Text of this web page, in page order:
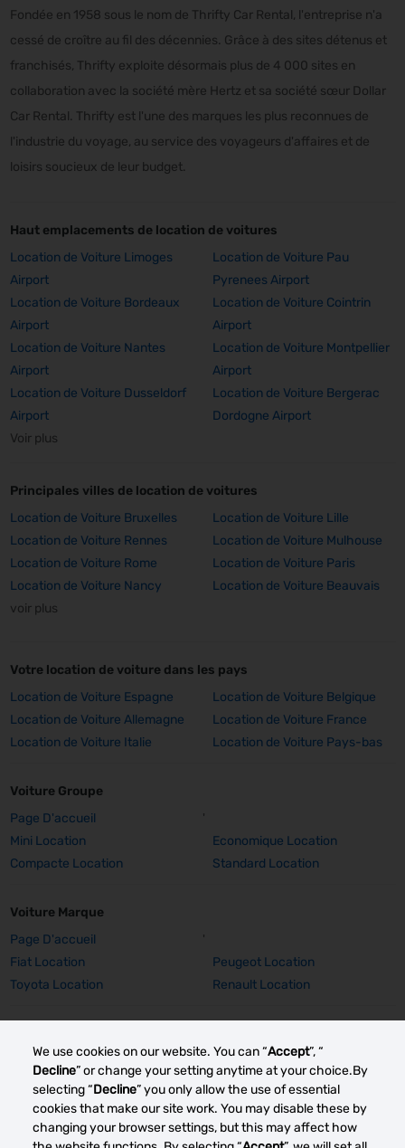
We use cookies on our website. You can “Accept”, “
Decline” or change your setting anytime at your choice.By
selecting “Decline” you only allow the use of essential
cookies that make our site work. You may disable these by
changing your browser settings, but this may affect how
Fondée en 1958 sous le nom de Thrifty Car Rental, l'entreprise n'a
cessé de croître au fil des décennies. Grâce à des sites détenus et
franchisés, Thrifty exploite désormais plus de 4 000 sites en
collaboration avec la société mère Hertz et sa société sœur Dollar
Car Rental. Thrifty est l'une des marques les plus reconnues de
l'industrie du voyage, au service des voyageurs d'affaires et de
loisirs soucieux de leur budget.
Haut emplacements de location de voitures
Location de Voiture Limoges
Airport
Location de Voiture Pau
Pyrenees Airport
Location de Voiture Bordeaux
Airport
Location de Voiture Cointrin
Airport
Location de Voiture Nantes
Airport
Location de Voiture Montpellier
Airport
Location de Voiture Dusseldorf
Airport
Location de Voiture Bergerac
Dordogne Airport
Voir plus
Principales villes de location de voitures
Location de Voiture Bruxelles
Location de Voiture Lille
Location de Voiture Rennes
Location de Voiture Mulhouse
Location de Voiture Rome
Location de Voiture Paris
Location de Voiture Nancy
Location de Voiture Beauvais
voir plus
Votre location de voiture dans les pays
Location de Voiture Espagne
Location de Voiture Belgique
Location de Voiture Allemagne
Location de Voiture France
Location de Voiture Italie
Location de Voiture Pays-bas
Voiture Groupe
Page D'accueil
'
Mini Location
Economique Location
Compacte Location
Standard Location
Voiture Marque
Page D'accueil
'
Fiat Location
Peugeot Location
Toyota Location
Renault Location
Fiat 500 Location
Peugeot 308 SW Location
Peugeot E-2008 Location
Peugeot 2008 Location
Toyota Corolla TS Location
Renault Captur Auto Location
Renault Grand Scenic Location
Renault Clio Location